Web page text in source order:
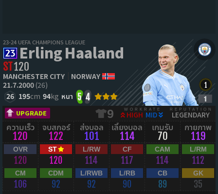
23-24 UEFA CHAMPIONS LEAGUE
Erling Haaland
ST120
MANCHESTER CITY
NORWAY
21.7.2000(26)
26 195cm 94kg หนา 5 4
UPGRADE 9 WORKRATE
HIGH MID
REPUTATION
LEGENDARY
ความเร็ว
120
จบสกอร์
122
ส่งบอล
101
เลี้ยงบอล
114
เกมรับ
70
กายภาพ
119
OVR
120
ST
120
L/RW
114
CF
117
CAM
114
L/RM
112
CM
106
CDM
92
L/RWB
92
L/RB
90
CB
89
GK
35